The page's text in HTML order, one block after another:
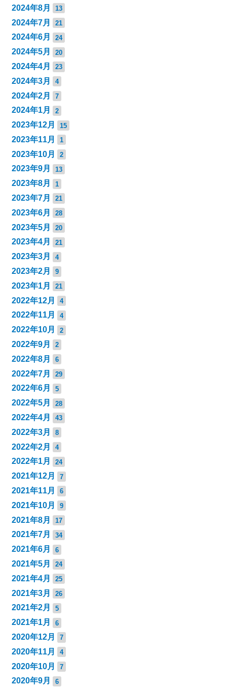
2024年8月 13
2024年7月 21
2024年6月 24
2024年5月 20
2024年4月 23
2024年3月 4
2024年2月 7
2024年1月 2
2023年12月 15
2023年11月 1
2023年10月 2
2023年9月 13
2023年8月 1
2023年7月 21
2023年6月 28
2023年5月 20
2023年4月 21
2023年3月 4
2023年2月 9
2023年1月 21
2022年12月 4
2022年11月 4
2022年10月 2
2022年9月 2
2022年8月 6
2022年7月 29
2022年6月 5
2022年5月 28
2022年4月 43
2022年3月 8
2022年2月 4
2022年1月 24
2021年12月 7
2021年11月 6
2021年10月 9
2021年8月 17
2021年7月 34
2021年6月 6
2021年5月 24
2021年4月 25
2021年3月 26
2021年2月 5
2021年1月 6
2020年12月 7
2020年11月 4
2020年10月 7
2020年9月 6